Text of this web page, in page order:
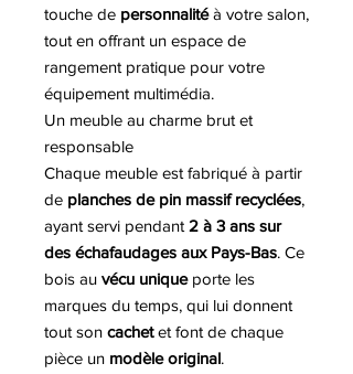
touche de personnalitéà votre salon,
tout en offrant un espace de
rangement pratique pour votre
équipement multimédia.
Un meuble au charme brut et
responsable
Chaque meuble est fabriqué à partir
de planches de pin massif recyclées,
ayant servi pendant 2 à 3 ans sur
des échafaudages aux Pays-Bas. Ce
bois au vécu uniqueporte les
marques du temps, qui lui donnent
tout son cachetet font de chaque
pièce un modèle original.